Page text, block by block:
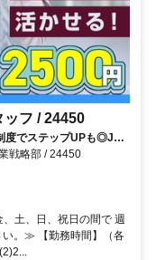
フ / 24450
度でステップUPも◎JR
夜の現場管理者！
戦略部 / 24450
土、日、祝日の間で 週
。≫ 【勤務時間】（各